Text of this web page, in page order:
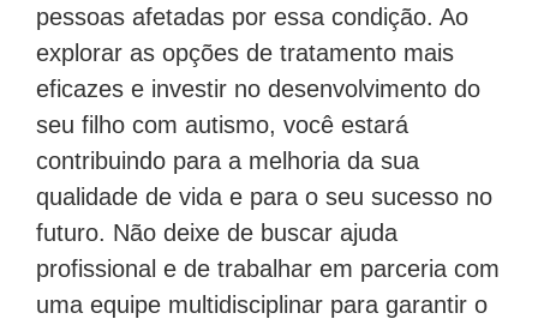
pessoas afetadas por essa condição. Ao
explorar as opções de tratamento mais
eficazes e investir no desenvolvimento do
seu filho com autismo, você estará
contribuindo para a melhoria da sua
qualidade de vida e para o seu sucesso no
futuro. Não deixe de buscar ajuda
profissional e de trabalhar em parceria com
uma equipe multidisciplinar para garantir o